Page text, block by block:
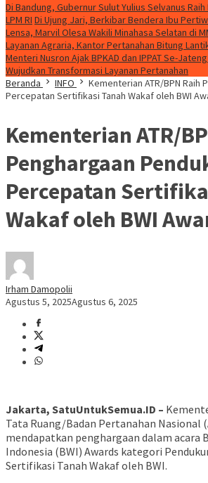
Di Bandung, Gubernur Sulut Yulius Selvanus
LPM RI Di Ujung Jari, Berkibar Bendera Ibu
Lensa, Marvil Olesa Wakili Minahasa Selatan di
Layanan Agraria, Kantor Pertanahan Bitung Lantik
Menteri Nusron Ajak BPKAD dan IPPAT Se-
Wujudkan Transformasi Layanan Pertanahan
Beranda
INFO
Kementerian ATR/BPN Raih
Percepatan Sertifikasi Tanah Wakaf oleh BWI
Kementerian ATR/
Penghargaan
Percepatan
Wakaf oleh BWI
Irham Damopolii
Agustus 5, 2025Agustus 6, 2025
Jakarta, SatuUntukSemua.ID –
Tata Ruang/Badan Pertanahan Nasional
mendapatkan penghargaan dalam acara
Indonesia (BWI) Awards kategori
Sertifikasi Tanah Wakaf oleh BWI.